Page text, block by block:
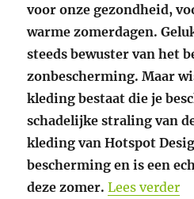
voor onze gezondheid,
warme zomerdagen.
steeds bewuster van het
zonbescherming. Maar
kleding bestaat die je
schadelijke straling van
kleding van Hotspot
bescherming en is een
deze zomer. Lees verder